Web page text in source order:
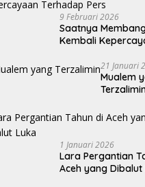
9 Februari 2026
Saatnya
Kembali
21 Januari
Mualem
1 Januari 2026
Lara Pergantian
Aceh yang Dibalut